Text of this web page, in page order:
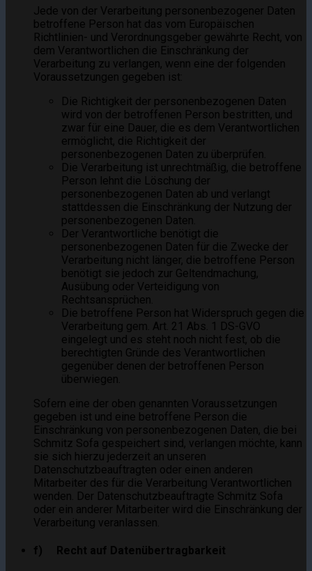
Jede von der Verarbeitung personenbezogener Daten
betroffene Person hat das vom Europäischen
Richtlinien- und Verordnungsgeber gewährte Recht, von
dem Verantwortlichen die Einschränkung der
Verarbeitung zu verlangen, wenn eine der folgenden
Voraussetzungen gegeben ist:
Die Richtigkeit der personenbezogenen Daten
wird von der betroffenen Person bestritten, und
zwar für eine Dauer, die es dem Verantwortlichen
ermöglicht, die Richtigkeit der
personenbezogenen Daten zu überprüfen.
Die Verarbeitung ist unrechtmäßig, die betroffene
Person lehnt die Löschung der
personenbezogenen Daten ab und verlangt
stattdessen die Einschränkung der Nutzung der
personenbezogenen Daten.
Der Verantwortliche benötigt die
personenbezogenen Daten für die Zwecke der
Verarbeitung nicht länger, die betroffene Person
benötigt sie jedoch zur Geltendmachung,
Ausübung oder Verteidigung von
Rechtsansprüchen.
Die betroffene Person hat Widerspruch gegen die
Verarbeitung gem. Art. 21 Abs. 1 DS-GVO
eingelegt und es steht noch nicht fest, ob die
berechtigten Gründe des Verantwortlichen
gegenüber denen der betroffenen Person
überwiegen.
Sofern eine der oben genannten Voraussetzungen
gegeben ist und eine betroffene Person die
Einschränkung von personenbezogenen Daten, die bei
Schmitz Sofa gespeichert sind, verlangen möchte, kann
sie sich hierzu jederzeit an unseren
Datenschutzbeauftragten oder einen anderen
Mitarbeiter des für die Verarbeitung Verantwortlichen
wenden. Der Datenschutzbeauftragte Schmitz Sofa
oder ein anderer Mitarbeiter wird die Einschränkung der
Verarbeitung veranlassen.
f) Recht auf Datenübertragbarkeit